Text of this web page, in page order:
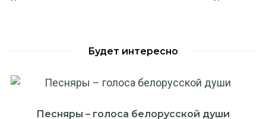
Будет интересно
Песняры – голоса белорусской души